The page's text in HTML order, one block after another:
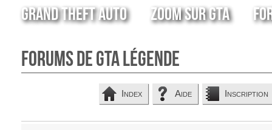
Grand Theft Auto Zoom sur GTA
Forums de GTA Légende
Index Aide Inscription